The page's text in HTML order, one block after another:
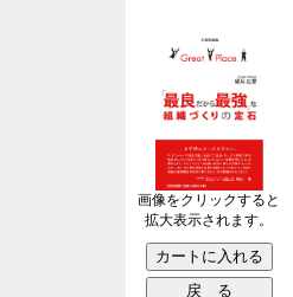
画像をクリックすると
拡大表示されます。